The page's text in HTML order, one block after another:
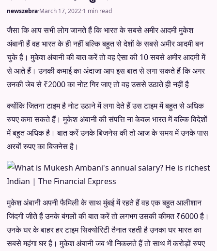
newszebra·March 17, 2022·1 min read
जैसा कि आप सभी लोग जानते हैं कि भारत के सबसे अमीर आदमी मुकेश
अंबानी हैं वह भारत के ही नहीं बल्कि बहुत से देशों के सबसे अमीर आदमी बन
चुके हैं। मुकेश अंबानी की बात करें तो वह ऐसा की 10 सबसे अमीर आदमी में
से आते हैं। उनकी कमाई का अंदाजा आप इस बात से लगा सकते हैं कि अगर
उनकी जेब से ₹2000 का नोट गिर जाए तो वह उससे उठाते ही नहीं है
क्योंकि जितना टाइम है नोट उठाने में लगा देते हैं उस टाइम में बहुत से अधिक
रुपए कमा सकते हैं। मुकेश अंबानी की संपत्ति ना केवल भारत में बल्कि विदेशों
में बहुत अधिक है। बात करें उनके बिजनेस की तो आज के समय में उनके पास
अरबों रुपए का बिजनेस है।
मुकेश अंबानी अपनी फैमिली के साथ मुंबई में रहते हैं वह एक बहुत आलीशान
जिंदगी जीते हैं उनके बंगलों की बात करें तो लगभग उसकी कीमत ₹6000 है।
उनके घर के बाहर हर टाइम सिक्योरिटी तैनात रहती है उनका घर भारत का
सबसे महंगा घर है। मुकेश अंबानी जब भी निकलते हैं तो साथ में करोड़ों रुपए